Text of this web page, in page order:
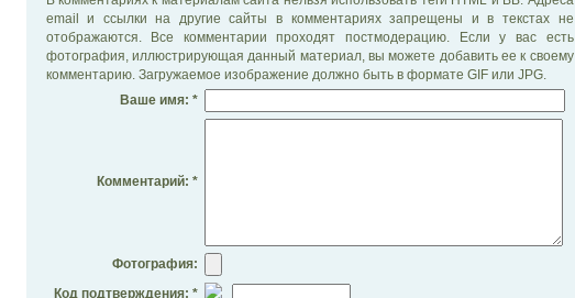
email и ссылки на другие сайты в комментариях запрещены и в текстах не
отображаются. Все комментарии проходят постмодерацию. Если у вас есть
фотография, иллюстрирующая данный материал, вы можете добавить ее к своему
комментарию. Загружаемое изображение должно быть в формате GIF или JPG.
Ваше имя: *
Комментарий: *
Фотография:
Код подтверждения: *